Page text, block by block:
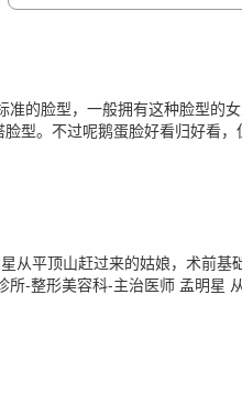
的脸型，一般拥有这种脸型的
型。不过呢鹅蛋脸好看归好看
从平顶山赶过来的姑娘，术前基